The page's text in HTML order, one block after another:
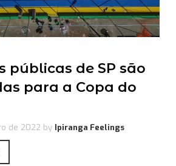
públicas de SP são
para a Copa do
de 2022 by Ipiranga Feelings